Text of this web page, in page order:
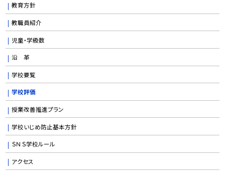
教育方針
教職員紹介
児童・学級数
沿 革
学校要覧
学校評価
授業改善推進プラン
学校いじめ防止基本方針
ＳＮＳ学校ルール
アクセス